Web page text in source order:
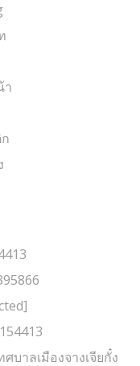
า
ศบาลเมืองจางเจียกั๋ง